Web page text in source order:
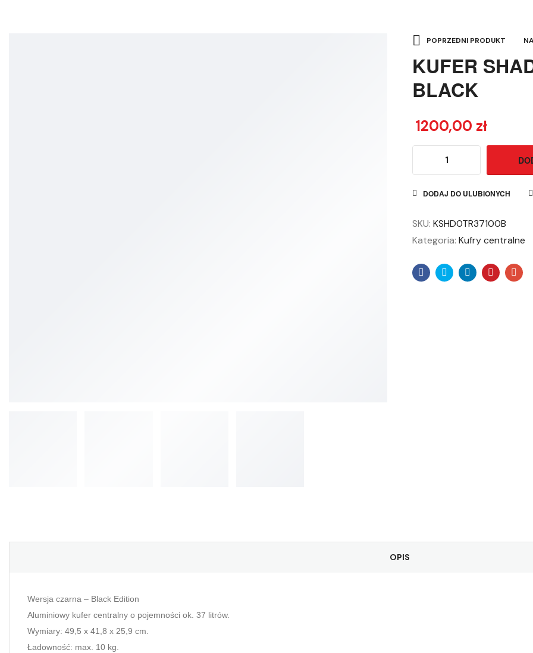
POPRZEDNI PRODUKT
KUFER
BLACK
1200,00 zł
KUFER
TERRA
BLACK
quantity
DODAJ DO ULUBIONYCH
SKU:KSHD0TR37100B
Kategoria:Kufry centralne
Facebook
TwitterLinkedinPinterest
OPIS
Wersja czarna – Black Edition
Aluminiowy kufer centralny o pojemności ok. 37 litrów.
Wymiary: 49,5 x 41,8 x 25,9 cm.
Ładowność: max. 10 kg.